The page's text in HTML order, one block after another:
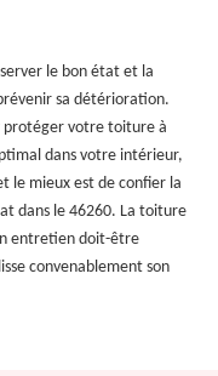
le bon état et la
sa détérioration.
votre toiture à
dans votre intérieur,
le mieux est de confier la
dans le 46260. La toiture
entretien doit-être
convenablement son